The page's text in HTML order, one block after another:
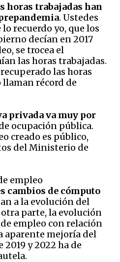
horas trabajadas han
. Ustedes
recuerdo yo, que los
decían en 2017
se trocea el
las horas trabajadas.
las horas
llaman récord de
privada va muy por
ocupación pública.
creado es público,
del Ministerio de
empleo
cambios de cómputo
a la evolución del
parte, la evolución
empleo con relación
aparente mejoría del
y 2022 ha de